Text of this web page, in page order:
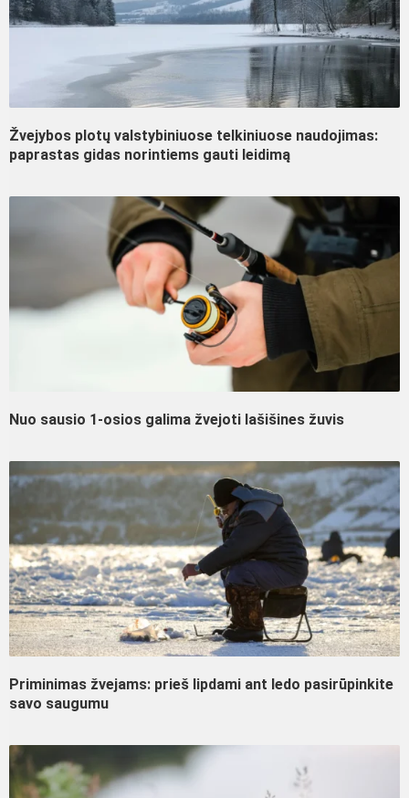
Žvejybos plotų valstybiniuose telkiniuose naudojimas:
paprastas gidas norintiems gauti leidimą
Nuo sausio 1-osios galima žvejoti lašišines žuvis
Priminimas žvejams: prieš lipdami ant ledo pasirūpinkite
savo saugumu